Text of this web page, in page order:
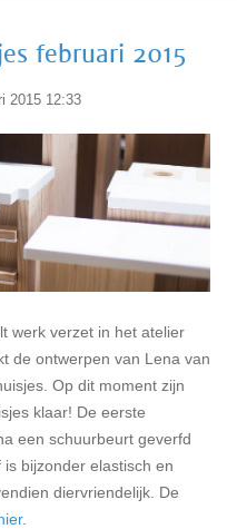
februari 2015
2015 12:33
werk verzet in het atelier
de ontwerpen van Lena van
Op dit moment zijn
klaar! De eerste
een schuurbeurt geverfd
bijzonder elastisch en
diervriendelijk. De
.